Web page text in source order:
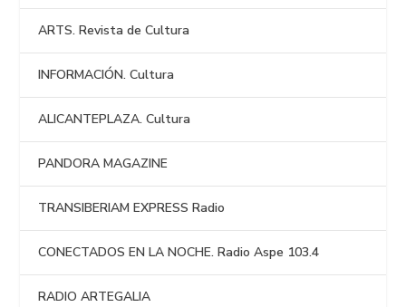
ARTS. Revista de Cultura
INFORMACIÓN. Cultura
ALICANTEPLAZA. Cultura
PANDORA MAGAZINE
TRANSIBERIAM EXPRESS Radio
CONECTADOS EN LA NOCHE. Radio Aspe 103.4
RADIO ARTEGALIA